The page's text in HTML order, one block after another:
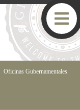
Oficinas Gubernamentales